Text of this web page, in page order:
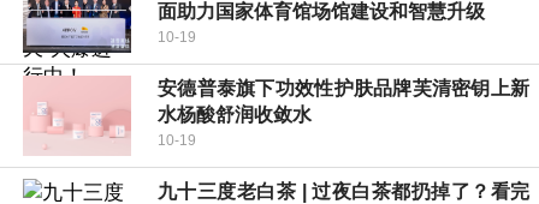
面助力国家体育馆场馆建设和智慧升级
10-19
安德普泰旗下功效性护肤品牌芙清密钥上新
水杨酸舒润收敛水
10-19
九十三度老白茶 | 过夜白茶都扔掉了？看完